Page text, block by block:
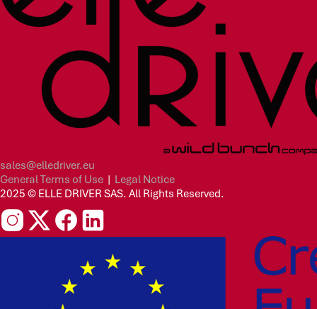
sales@elledriver.eu
General Terms of Use | Legal Notice
2025 © ELLE DRIVER SAS. All Rights Reserved.